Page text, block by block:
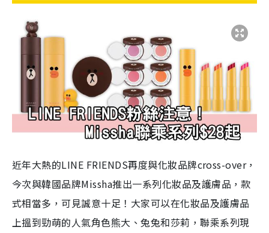
近年大熱的LINE FRIENDS再度與化妝品牌cross-over，
今次與韓國品牌Missha推出一系列化妝品及護膚品，款
式相當多，可見誠意十足！大家可以在化妝品及護膚品
上搵到勁萌的人氣角色熊大、兔兔和莎莉，聯乘系列現